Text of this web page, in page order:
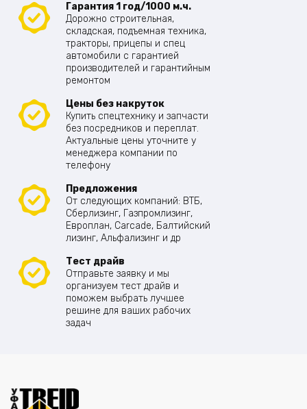
Гарантия 1 год/1000 м.ч.
Дорожно строительная,
складская, подъемная техника,
тракторы, прицепы и спец
автомобили с гарантией
производителей и гарантийным
ремонтом
Цены без накруток
Купить спецтехнику и запчасти
без посредников и переплат.
Актуальные цены уточните у
менеджера компании по
телефону
Предложения
От следующих компаний: ВТБ,
Сберлизинг, Газпромлизинг,
Европлан, Carcade, Балтийский
лизинг, Альфализинг и др
Тест драйв
Отправьте заявку и мы
организуем тест драйв и
поможем выбрать лучшее
решине для ваших рабочих
задач